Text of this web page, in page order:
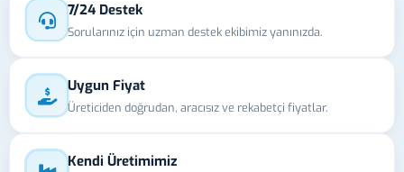
7/24 Destek
Sorularınız için uzman destek ekibimiz yanınızda.
Uygun Fiyat
Üreticiden doğrudan, aracısız ve rekabetçi fiyatlar.
Kendi Üretimimiz